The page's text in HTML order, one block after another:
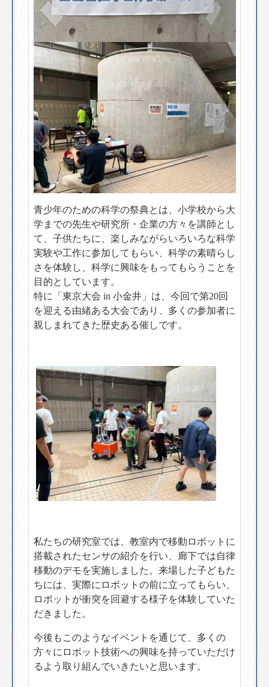
青少年のための科学の祭典とは、小学校から大
学までの先生や研究所・企業の方々を講師とし
て、子供たちに、楽しみながらいろいろな科学
実験や工作に参加してもらい、科学の素晴らし
さを体験し、科学に興味をもってもらうことを
目的としています。
特に「東京大会 in 小金井」は、今回で第20回
を迎える由緒ある大会であり、多くの参加者に
親しまれてきた歴史ある催しです。
私たちの研究室では、教室内で移動ロボットに
搭載されたセンサの紹介を行い、廊下では自律
移動のデモを実施しました。来場した子どもた
ちには、実際にロボットの前に立ってもらい、
ロボットが衝突を回避する様子を体験していた
だきました。
今後もこのようなイベントを通じて、多くの
方々にロボット技術への興味を持っていただけ
るよう取り組んでいきたいと思います。